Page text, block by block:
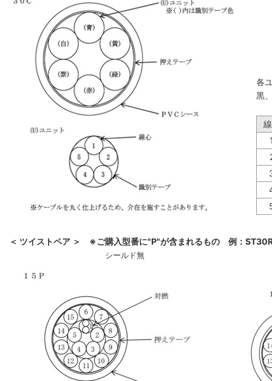
各
黒
＜ ツイストペア ＞ ※ご購入型番に"P"が含まれるもの 例：
シールド無